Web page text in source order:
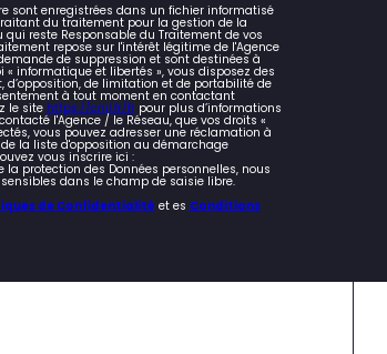
sont enregistrées dans un fichier informatisé
du traitement pour la gestion de la
reste Responsable du Traitement de vos
repose sur l'intérêt légitime de l'Agence
de suppression et sont destinées à
informatique et libertés », vous disposez des
d’opposition, de limitation et de portabilité de
à tout moment en contactant
le site https://cnil.fr/frpour plus d’informations
l'Agence / le Réseau, que vos droits «
vous pouvez adresser une réclamation à
de la liste d'opposition au démarchage
vous inscrire ici :
la protection des Données personnelles, nous
dans le champ de saisie libre.
de Confidentialité et es Conditions